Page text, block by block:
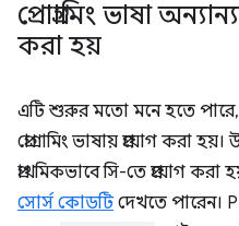
প্রোগ্রামিং ভাষা
করা হয়
এটি শুরুর মতো মনে হতে পারে,
প্রোগ্রামিং ভাষায় প্রয়োগ করা
প্রাথমিকভাবে সি-তে প্রয়োগ
সোর্স কোডটিদেখতে পারেন।